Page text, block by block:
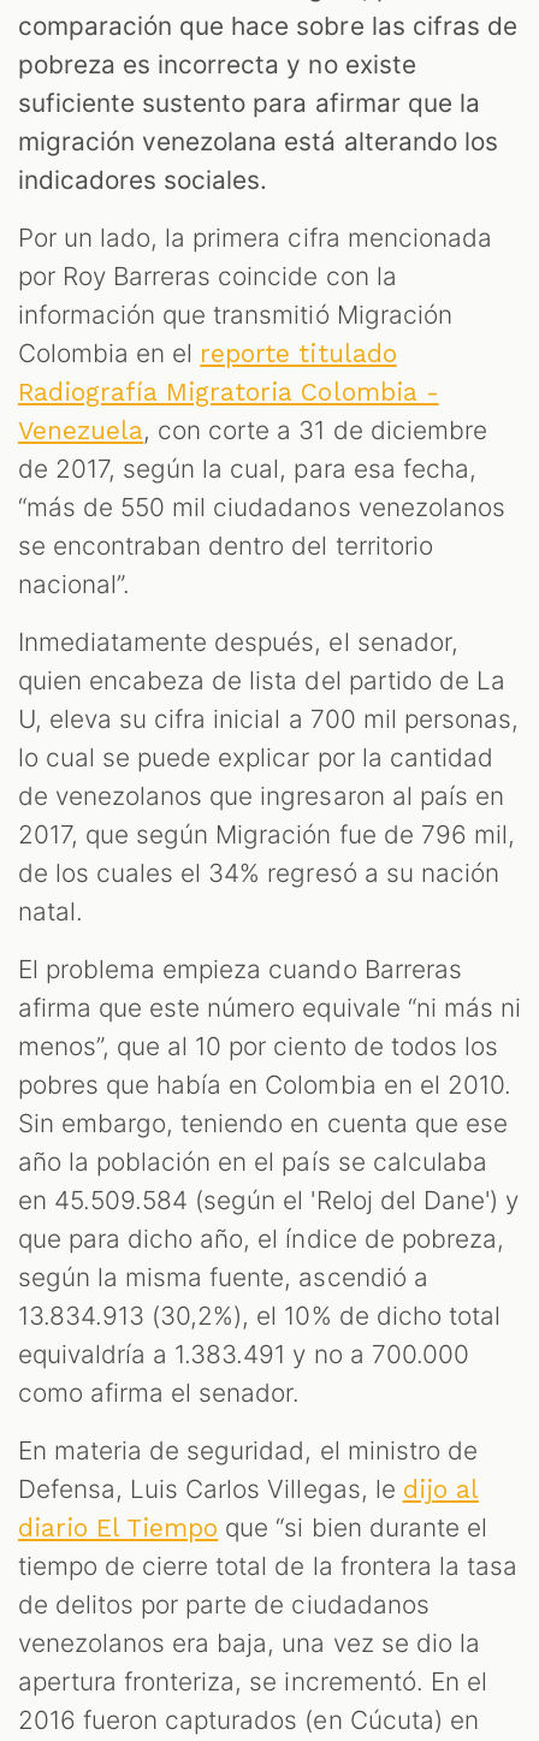
comparación que hace sobre las cifras de
pobreza es incorrecta y no existe
suficiente sustento para afirmar que la
migración venezolana está alterando los
indicadores sociales.
Por un lado, la primera cifra mencionada
por Roy Barreras coincide con la
información que transmitió Migración
Colombia en el reporte titulado
Radiografía Migratoria Colombia -
Venezuela, con corte a 31 de diciembre
de 2017, según la cual, para esa fecha,
“más de 550 mil ciudadanos venezolanos
se encontraban dentro del territorio
nacional”.
Inmediatamente después, el senador,
quien encabeza de lista del partido de La
U, eleva su cifra inicial a 700 mil personas,
lo cual se puede explicar por la cantidad
de venezolanos que ingresaron al país en
2017, que según Migración fue de 796 mil,
de los cuales el 34% regresó a su nación
natal.
El problema empieza cuando Barreras
afirma que este número equivale “ni más ni
menos”, que al 10 por ciento de todos los
pobres que había en Colombia en el 2010.
Sin embargo, teniendo en cuenta que ese
año la población en el país se calculaba
en 45.509.584 (según el 'Reloj del Dane') y
que para dicho año, el índice de pobreza,
según la misma fuente, ascendió a
13.834.913 (30,2%), el 10% de dicho total
equivaldría a 1.383.491 y no a 700.000
como afirma el senador.
En materia de seguridad, el ministro de
Defensa, Luis Carlos Villegas, le dijo al
diario El Tiempo que “si bien durante el
tiempo de cierre total de la frontera la tasa
de delitos por parte de ciudadanos
venezolanos era baja, una vez se dio la
apertura fronteriza, se incrementó. En el
2016 fueron capturados (en Cúcuta) en